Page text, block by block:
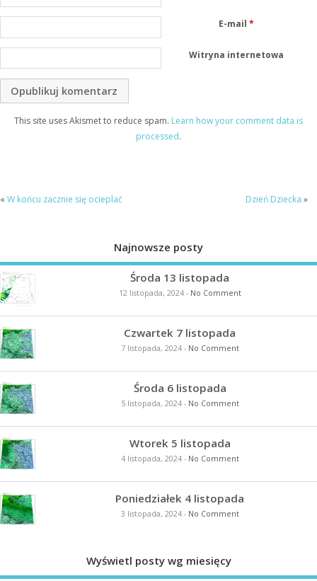
E-mail *
Witryna internetowa
This site uses Akismet to reduce spam. Learn how your comment data is
processed.
« W końcu zacznie się ocieplać Dzień Dziecka »
Najnowsze posty
Środa 13 listopada
12 listopada, 2024- No Comment
Czwartek 7 listopada
7 listopada, 2024- No Comment
Środa 6 listopada
5 listopada, 2024- No Comment
Wtorek 5 listopada
4 listopada, 2024- No Comment
Poniedziałek 4 listopada
3 listopada, 2024- No Comment
Wyświetl posty wg miesięcy